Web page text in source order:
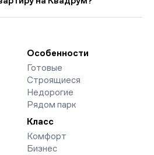
отзывы жильцов о
интерактивный генплан корпусов,
одобрить ипотеку по
зафиксировать цену, оставьте
Особенности
Готовые
Строящиеся
Недорогие
Рядом парк
Класс
Комфорт
Бизнес